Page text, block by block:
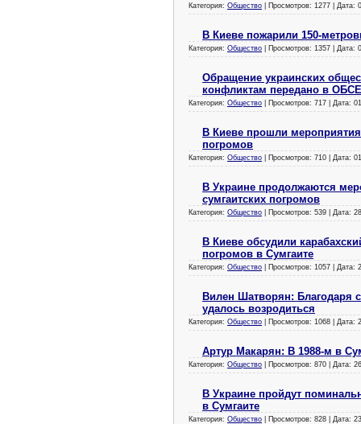
Категория: Общество | Просмотров: 1277 | Дата:
В Киеве пожарили 150-
Категория: Общество | Просмотров: 1357 | Дата:
Обращение украинских
конфликтам передано в ОБСЕ
Категория: Общество | Просмотров: 717 | Дата:
В Киеве прошли
погромов
Категория: Общество | Просмотров: 710 | Дата:
В Украине продолжаются
сумгаитских погромов
Категория: Общество | Просмотров: 539 | Дата:
В Киеве обсудили
погромов в Сумгаите
Категория: Общество | Просмотров: 1057 | Дата:
Вилен Шатворян: Благодаря
удалось возродиться
Категория: Общество | Просмотров: 1068 | Дата:
Артур Макарян: В 1988-м в
Категория: Общество | Просмотров: 870 | Дата:
В Украине пройдут
в Сумгаите
Категория: Общество | Просмотров: 828 | Дата: